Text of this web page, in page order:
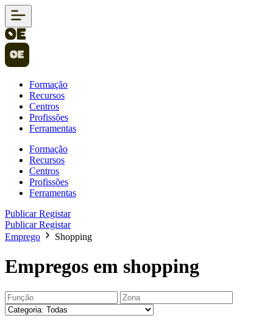
Formação
Recursos
Centros
Profissões
Ferramentas
Formação
Recursos
Centros
Profissões
Ferramentas
PublicarRegistar
PublicarRegistar
Emprego
Shopping
Empregos em shopping